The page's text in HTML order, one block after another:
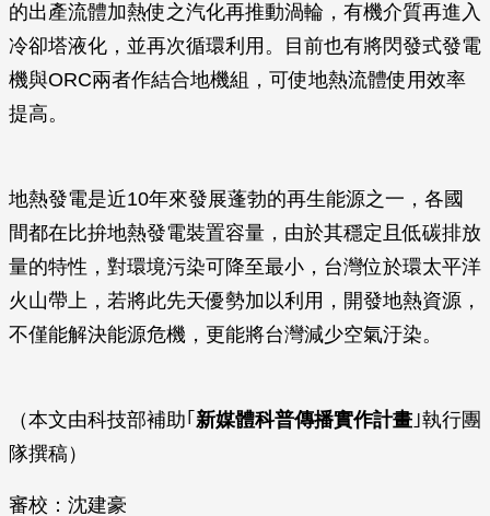
的出產流體加熱使之汽化再推動渦輪，有機介質再進入
冷卻塔液化，並再次循環利用。目前也有將閃發式發電
機與ORC兩者作結合地機組，可使地熱流體使用效率
提高。
地熱發電是近10年來發展蓬勃的再生能源之一，各國
間都在比拚地熱發電裝置容量，由於其穩定且低碳排放
量的特性，對環境污染可降至最小，台灣位於環太平洋
火山帶上，若將此先天優勢加以利用，開發地熱資源，
不僅能解決能源危機，更能將台灣減少空氣汙染。
（本文由科技部補助｢ 新媒體科普傳播實作計畫 ｣執行團
隊撰稿）
審校：沈建豪